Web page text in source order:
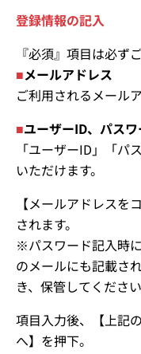
登録情報の記入
『必須』項目は必ず
■メールアドレス
ご利用されるメール
■ユーザーID、パスワ
「ユーザーID」「パ
いただけます。
【メールアドレスを
されます。
※パスワード記入時
のメールにも記載さ
き、保管してください
項目入力後、【上記
へ】を押下。